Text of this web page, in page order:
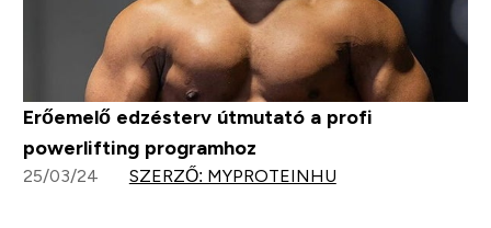
Erőemelő edzésterv útmutató a profi
powerlifting programhoz
25/03/24 SZERZŐ: MYPROTEINHU